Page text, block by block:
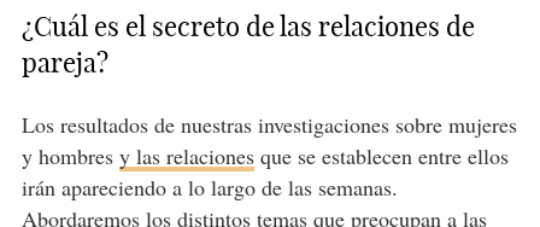
¿Cuál es el secreto de las relaciones de
pareja?
Los resultados de nuestras investigaciones sobre mujeres
y hombres y las relacionesque se establecen entre ellos
irán apareciendo a lo largo de las semanas.
Abordaremos los distintos temas que preocupan a las